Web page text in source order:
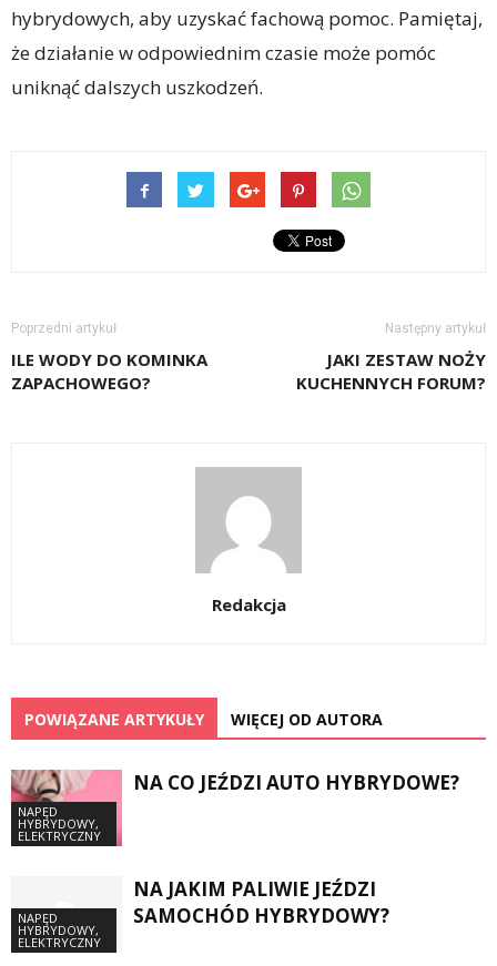
hybrydowych, aby uzyskać fachową pomoc. Pamiętaj,
że działanie w odpowiednim czasie może pomóc
uniknąć dalszych uszkodzeń.
Poprzedni artykuł
ILE WODY DO KOMINKA
ZAPACHOWEGO?
Następny artykuł
JAKI ZESTAW NOŻY
KUCHENNYCH FORUM?
Redakcja
POWIĄZANE ARTYKUŁY WIĘCEJ OD AUTORA
NAPĘD
HYBRYDOWY,
ELEKTRYCZNY
NA CO JEŹDZI AUTO HYBRYDOWE?
NAPĘD
HYBRYDOWY,
ELEKTRYCZNY
NA JAKIM PALIWIE JEŹDZI
SAMOCHÓD HYBRYDOWY?